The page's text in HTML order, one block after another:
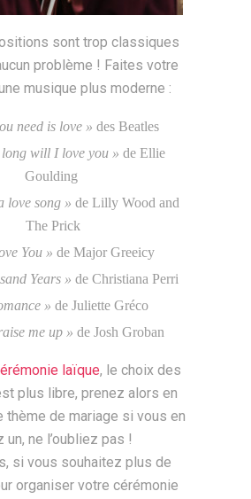
sont trop classiques
problème ! Faites votre
musique plus moderne :
need is love » des Beatles
will I love you » de Ellie
Goulding
love song » de Lilly Wood and
The Prick
You » de Major Greeicy
Years » de Christiana Perri
» de Juliette Gréco
me up » de Josh Groban
laïque, le choix des
plus libre, prenez alors en
thème de mariage si vous en
un, ne l’oubliez pas !
si vous souhaitez plus de
organiser votre cérémonie